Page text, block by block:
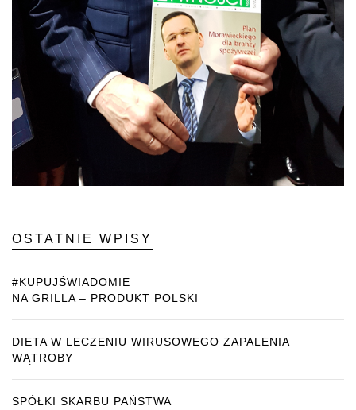
OSTATNIE WPISY
#KUPUJŚWIADOMIE
NA GRILLA – PRODUKT POLSKI
DIETA W LECZENIU WIRUSOWEGO ZAPALENIA
WĄTROBY
SPÓŁKI SKARBU PAŃSTWA